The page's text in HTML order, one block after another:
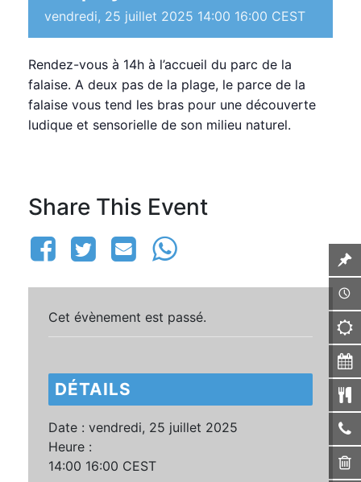
vendredi, 25 juillet 2025 14:00 16:00 CEST
Rendez-vous à 14h à l’accueil du parc de la
falaise. A deux pas de la plage, le parce de la
falaise vous tend les bras pour une découverte
ludique et sensorielle de son milieu naturel.
Share This Event
Cet évènement est passé.
DÉTAILS
Date : vendredi, 25 juillet 2025
Heure :
14:00 16:00 CEST